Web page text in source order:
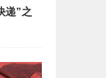
递”之